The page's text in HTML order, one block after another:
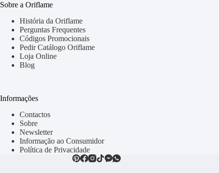
Sobre a Oriflame
História da Oriflame
Perguntas Frequentes
Códigos Promocionais
Pedir Catálogo Oriflame
Loja Online
Blog
Informações
Contactos
Sobre
Newsletter
Informação ao Consumidor
Política de Privacidade